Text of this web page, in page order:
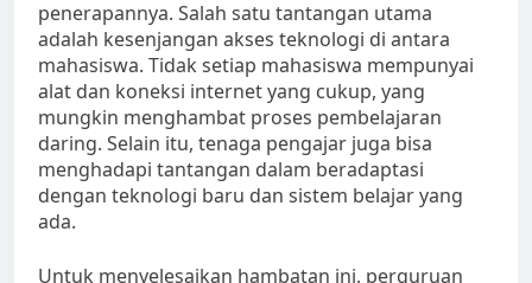
penerapannya. Salah satu tantangan utama
adalah kesenjangan akses teknologi di antara
mahasiswa. Tidak setiap mahasiswa mempunyai
alat dan koneksi internet yang cukup, yang
mungkin menghambat proses pembelajaran
daring. Selain itu, tenaga pengajar juga bisa
menghadapi tantangan dalam beradaptasi
dengan teknologi baru dan sistem belajar yang
ada.
Untuk menyelesaikan hambatan ini, perguruan